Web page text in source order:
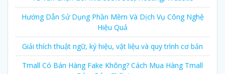
Hướng Dẫn Sử Dụng Phần Mềm Và Dịch Vụ Công Nghệ
Hiệu Quả
Giải thích thuật ngữ, ký hiệu, vật liệu và quy trình cơ bản
Tmall Có Bán Hàng Fake Không? Cách Mua Hàng Tmall